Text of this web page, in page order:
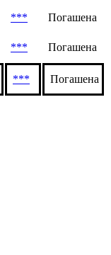
***
Погашена
*** Погашена
*** Погашена